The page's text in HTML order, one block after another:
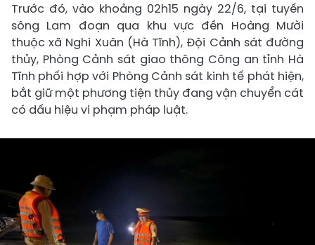
Trước đó, vào khoảng 02h15 ngày 22/6, tại tuyến
sông Lam đoạn qua khu vực đền Hoàng Mười
thuộc xã Nghi Xuân (Hà Tĩnh), Đội Cảnh sát đường
thủy, Phòng Cảnh sát giao thông Công an tỉnh Hà
Tĩnh phối hợp với Phòng Cảnh sát kinh tế phát hiện,
bắt giữ một phương tiện thủy đang vận chuyển cát
có dấu hiệu vi phạm pháp luật.